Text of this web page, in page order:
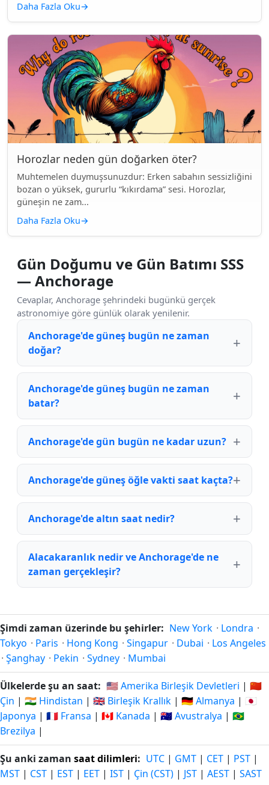
Daha Fazla Oku→
Horozlar neden gün doğarken öter?
Muhtemelen duymuşsunuzdur: Erken sabahın sessizliğini
bozan o yüksek, gururlu “kıkırdama” sesi. Horozlar,
güneşin ne zam...
Daha Fazla Oku→
Gün Doğumu ve Gün Batımı SSS
— Anchorage
Cevaplar, Anchorage şehrindeki bugünkü gerçek
astronomiye göre günlük olarak yenilenir.
Anchorage'de güneş bugün ne zaman
doğar?
Anchorage'de güneş bugün ne zaman
batar?
Anchorage'de gün bugün ne kadar uzun?
Anchorage'de güneş öğle vakti saat kaçta?
Anchorage'de altın saat nedir?
Alacakaranlık nedir ve Anchorage'de ne
zaman gerçekleşir?
Şimdi zaman üzerinde bu şehirler: New York · Londra ·
Tokyo · Paris · Hong Kong · Singapur · Dubai · Los Angeles
· Şanghay · Pekin · Sydney · Mumbai
Ülkelerde şu an saat: 🇺🇸 Amerika Birleşik Devletleri | 🇨🇳
Çin | 🇮🇳 Hindistan | 🇬🇧 Birleşik Krallık | 🇩🇪 Almanya | 🇯🇵
Japonya | 🇫🇷 Fransa | 🇨🇦 Kanada | 🇦🇺 Avustralya | 🇧🇷
Brezilya |
Şu anki zaman saat dilimleri: UTC | GMT | CET | PST |
MST | CST | EST | EET | IST | Çin (CST) | JST | AEST | SAST